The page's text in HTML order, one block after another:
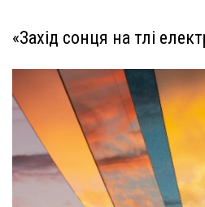
«Захід сонця на тлі